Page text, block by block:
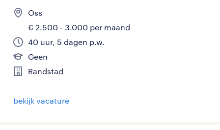
Oss
€ 2.500 - 3.000 per maand
40 uur, 5 dagen p.w.
Geen
Randstad
bekijk vacature